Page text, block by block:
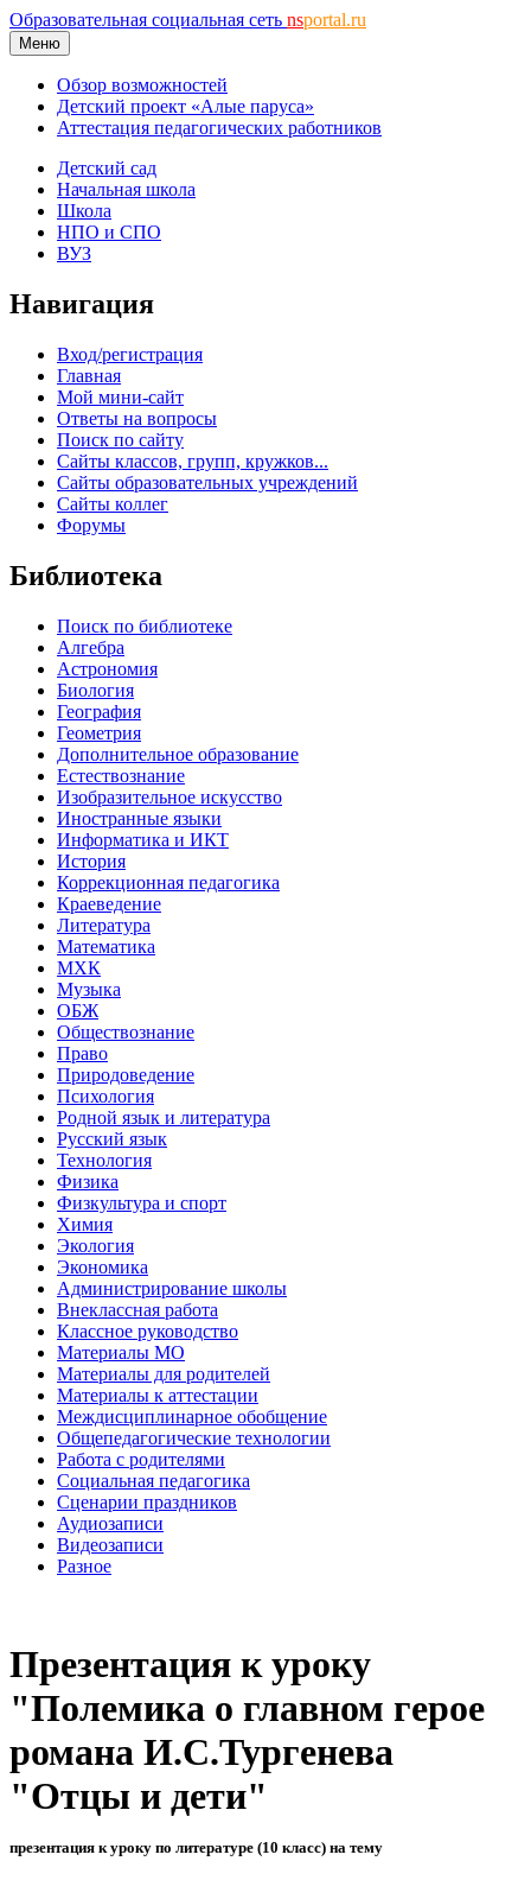
Образовательная социальная сеть nsportal.ru
Меню
Обзор возможностей
Детский проект «Алые паруса»
Аттестация педагогических работников
Детский сад
Начальная школа
Школа
НПО и СПО
ВУЗ
Навигация
Вход/регистрация
Главная
Мой мини-сайт
Ответы на вопросы
Поиск по сайту
Сайты классов, групп, кружков...
Сайты образовательных учреждений
Сайты коллег
Форумы
Библиотека
Поиск по библиотеке
Алгебра
Астрономия
Биология
География
Геометрия
Дополнительное образование
Естествознание
Изобразительное искусство
Иностранные языки
Информатика и ИКТ
История
Коррекционная педагогика
Краеведение
Литература
Математика
МХК
Музыка
ОБЖ
Обществознание
Право
Природоведение
Психология
Родной язык и литература
Русский язык
Технология
Физика
Физкультура и спорт
Химия
Экология
Экономика
Администрирование школы
Внеклассная работа
Классное руководство
Материалы МО
Материалы для родителей
Материалы к аттестации
Междисциплинарное обобщение
Общепедагогические технологии
Работа с родителями
Социальная педагогика
Сценарии праздников
Аудиозаписи
Видеозаписи
Разное
Презентация к уроку
"Полемика о главном герое
романа И.С.Тургенева
"Отцы и дети"
презентация к уроку по литературе (10 класс) на тему